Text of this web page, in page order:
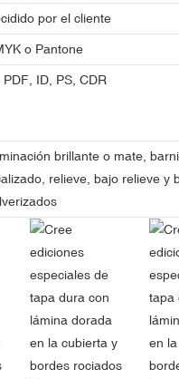
por el cliente
o Pantone
PDF, ID, PS, CDR
brillante o mate,
relieve, bajo relieve y